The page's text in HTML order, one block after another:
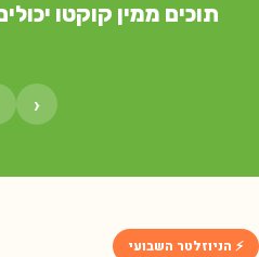
תוכים ממין קוקטו יכולים
⚡ הניוזלטר השבועי